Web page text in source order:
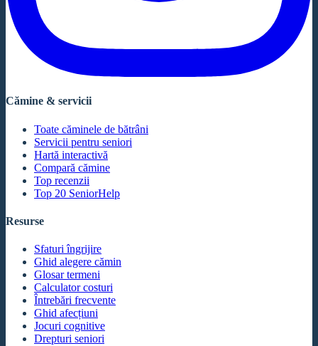
Cămine & servicii
Toate căminele de bătrâni
Servicii pentru seniori
Hartă interactivă
Compară cămine
Top recenzii
Top 20 SeniorHelp
Resurse
Sfaturi îngrijire
Ghid alegere cămin
Glosar termeni
Calculator costuri
Întrebări frecvente
Ghid afecțiuni
Jocuri cognitive
Drepturi seniori